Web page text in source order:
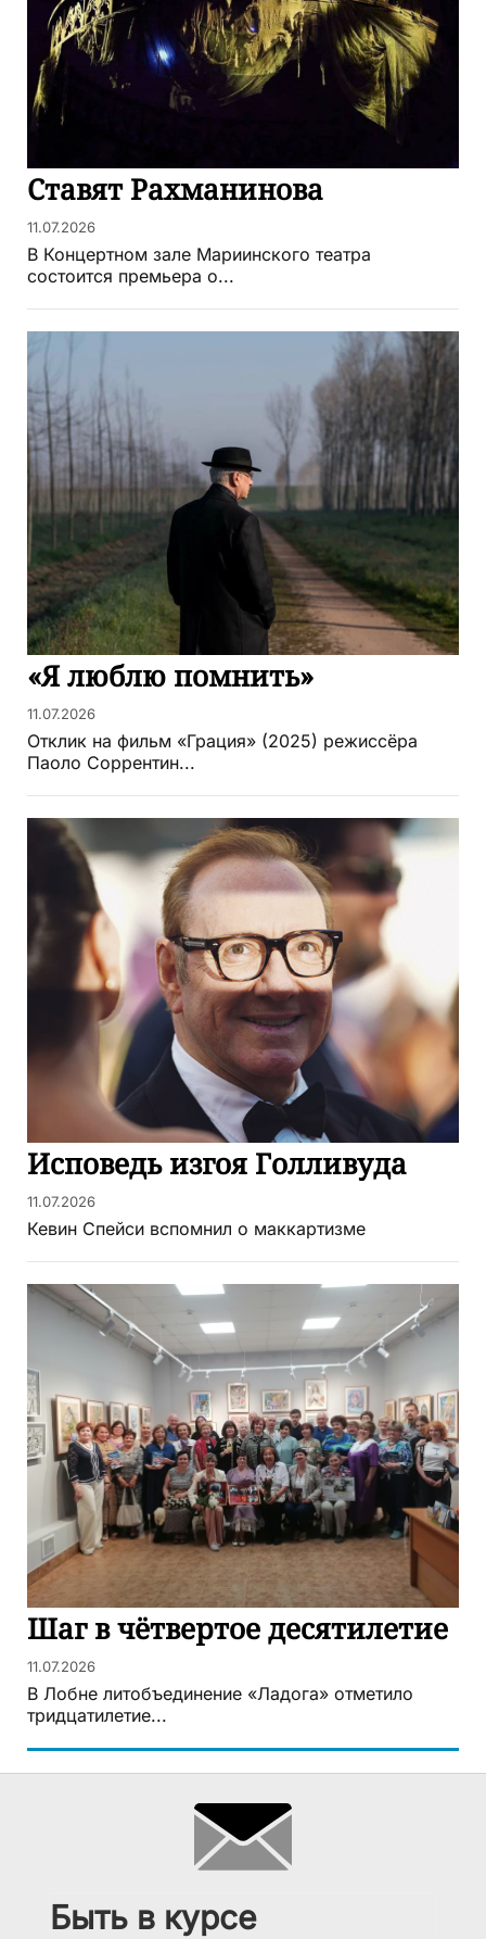
Ставят Рахманинова
11.07.2026
В Концертном зале Мариинского театра
состоится премьера о...
«Я люблю помнить»
11.07.2026
Отклик на фильм «Грация» (2025) режиссёра
Паоло Соррентин...
Исповедь изгоя Голливуда
11.07.2026
Кевин Спейси вспомнил о маккартизме
Шаг в чётвертое десятилетие
11.07.2026
В Лобне литобъединение «Ладога» отметило
тридцатилетие...
Быть в курсе